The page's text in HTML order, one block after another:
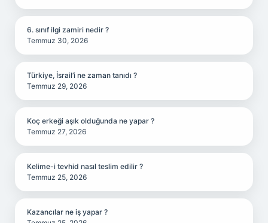
6. sınıf ilgi zamiri nedir ?
Temmuz 30, 2026
Türkiye, İsrail’i ne zaman tanıdı ?
Temmuz 29, 2026
Koç erkeği aşık olduğunda ne yapar ?
Temmuz 27, 2026
Kelime-i tevhid nasıl teslim edilir ?
Temmuz 25, 2026
Kazancılar ne iş yapar ?